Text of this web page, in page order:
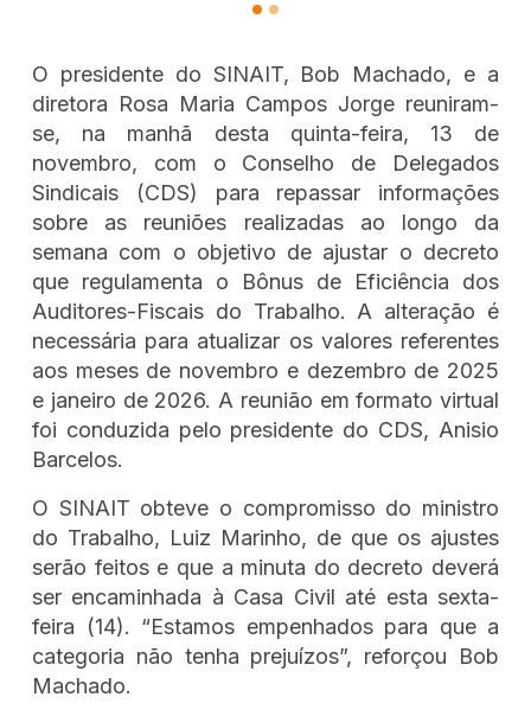
O presidente do SINAIT, Bob Machado, e a
diretora Rosa Maria Campos Jorge reuniram-
se, na manhã desta quinta-feira, 13 de
novembro, com o Conselho de Delegados
Sindicais (CDS) para repassar informações
sobre as reuniões realizadas ao longo da
semana com o objetivo de ajustar o decreto
que regulamenta o Bônus de Eficiência dos
Auditores-Fiscais do Trabalho. A alteração é
necessária para atualizar os valores referentes
aos meses de novembro e dezembro de 2025
e janeiro de 2026. A reunião em formato virtual
foi conduzida pelo presidente do CDS, Anisio
Barcelos.
O SINAIT obteve o compromisso do ministro
do Trabalho, Luiz Marinho, de que os ajustes
serão feitos e que a minuta do decreto deverá
ser encaminhada à Casa Civil até esta sexta-
feira (14). “Estamos empenhados para que a
categoria não tenha prejuízos”, reforçou Bob
Machado.